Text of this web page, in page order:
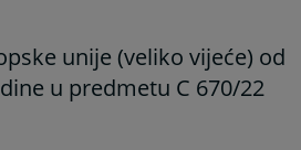
unije (veliko vijeće) od
u predmetu C 670/22